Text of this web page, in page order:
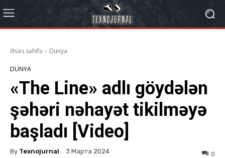
Əsas səhifə Dünya
DÜNYA
«The Line» adlı göydələn
şəhəri nəhayət tikilməyə
başladı [Video]
By Texnojurnal 3 Марта 2024 0